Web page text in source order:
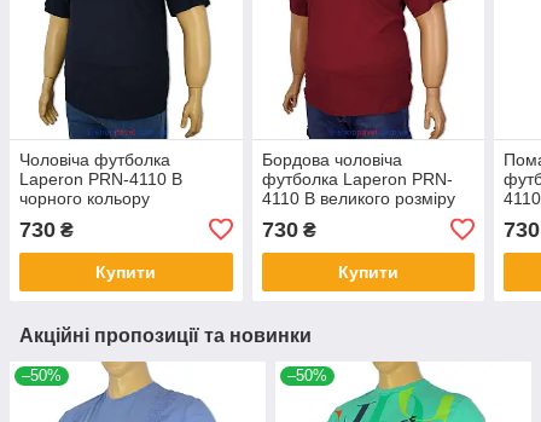
Чоловіча футболка
Laperon PRN-4110 B
чорного кольору
730 ₴
Купити
Бордова чоловіча
футболка Laperon PRN-
4110 B великого розміру
730₴
Купити
730
Акційні пропозиції та новинки
–50% –50%